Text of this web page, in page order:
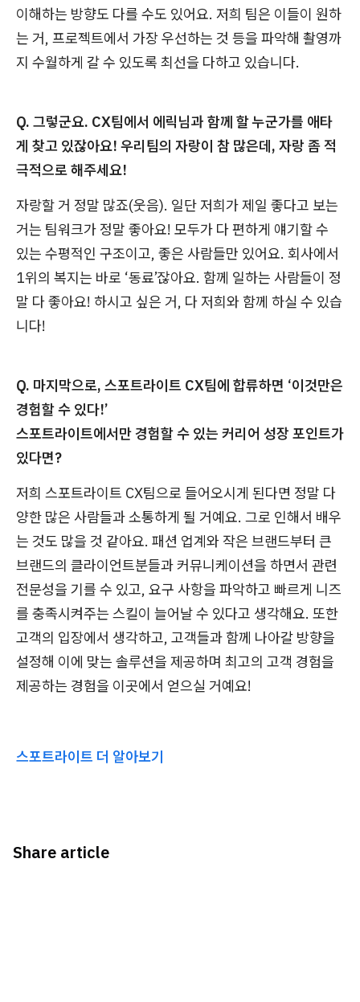
이해하는 방향도 다를 수도 있어요. 저희 팀은 이들이 원하
는 거, 프로젝트에서 가장 우선하는 것 등을 파악해 촬영까
지 수월하게 갈 수 있도록 최선을 다하고 있습니다.
Q. 그렇군요. CX팀에서 에릭님과 함께 할 누군가를 애타
게 찾고 있잖아요! 우리팀의 자랑이 참 많은데, 자랑 좀 적
극적으로 해주세요!
자랑할 거 정말 많죠(웃음). 일단 저희가 제일 좋다고 보는
거는 팀워크가 정말 좋아요! 모두가 다 편하게 얘기할 수
있는 수평적인 구조이고, 좋은 사람들만 있어요. 회사에서
1위의 복지는 바로 ‘동료’잖아요. 함께 일하는 사람들이 정
말 다 좋아요! 하시고 싶은 거, 다 저희와 함께 하실 수 있습
니다!
Q. 마지막으로, 스포트라이트 CX팀에 합류하면 ‘이것만은
경험할 수 있다!’
스포트라이트에서만 경험할 수 있는 커리어 성장 포인트가
있다면?
저희 스포트라이트 CX팀으로 들어오시게 된다면 정말 다
양한 많은 사람들과 소통하게 될 거예요. 그로 인해서 배우
는 것도 많을 것 같아요. 패션 업계와 작은 브랜드부터 큰
브랜드의 클라이언트분들과 커뮤니케이션을 하면서 관련
전문성을 기를 수 있고, 요구 사항을 파악하고 빠르게 니즈
를 충족시켜주는 스킬이 늘어날 수 있다고 생각해요. 또한
고객의 입장에서 생각하고, 고객들과 함께 나아갈 방향을
설정해 이에 맞는 솔루션을 제공하며 최고의 고객 경험을
제공하는 경험을 이곳에서 얻으실 거예요!
스포트라이트 더 알아보기
Share article